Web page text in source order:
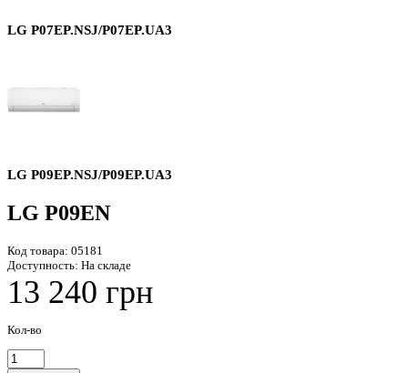
LG P07EP.NSJ/P07EP.UA3
LG P09EP.NSJ/P09EP.UA3
LG P09EN
Код товара: 05181
Доступность: На складе
13 240 грн
Кол-во